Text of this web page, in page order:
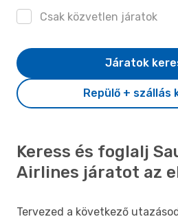
Csak közvetlen járatok
Repülő + szállás
Járatok
Keress és foglalj
Airlines járatot az
Tervezed a következő